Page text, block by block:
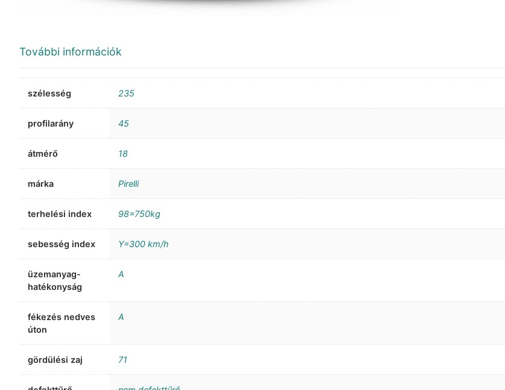
További információk
szélesség 235
profilarány 45
átmérő 18
márka Pirelli
terhelési index 98=750kg
sebesség index Y=300 km/h
üzemanyag-
hatékonyság
A
fékezés nedves
úton
A
gördülési zaj 71